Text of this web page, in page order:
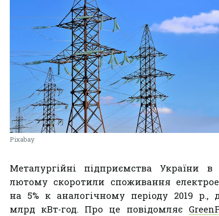
Pixabay
Металургійні підприємства України в
лютому скоротили споживання
на 5% к аналогічному періоду 2019 р.,
млрд кВт-год. Про це повідомляє